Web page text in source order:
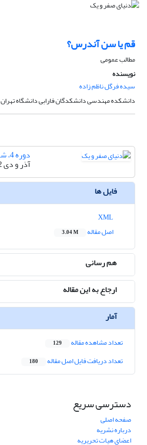
قم یا سن آندرس؟
مطالب عمومی
نویسنده
سیده فرگل ناظم زاده
دانشکده مهندسی دانشکدگان فارابی دانشگاه تهران
دوره 4، شماره 16
آذر و دی 1402
فایل ها
اصل مقاله
3.04 M
هم رسانی
ارجاع به این مقاله
آمار
تعداد مشاهده مقاله 129
تعداد دریافت فایل اصل مقاله 180
دسترسی سریع
صفحه اصلی
درباره نشریه
اعضای هیات تحریریه